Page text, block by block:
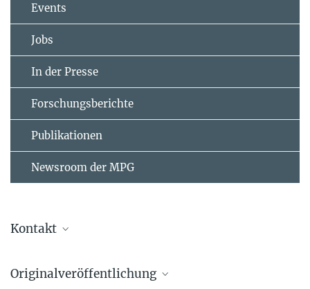
Events
Jobs
In der Presse
Forschungsberichte
Publikationen
Newsroom der MPG
Kontakt
+49 231 133-2400
Originalveröffentlichung